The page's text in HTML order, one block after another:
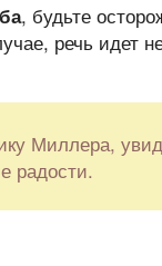
, будьте
речь идет
Миллера,
радости.